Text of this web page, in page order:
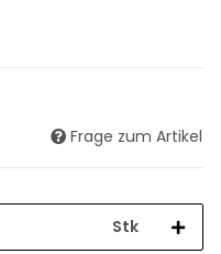
Frage zum Artikel
Stk